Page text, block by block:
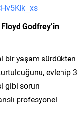
Godfrey’in
bir yaşam sürdükten
evlenip 3
gibi sorun
profesyonel